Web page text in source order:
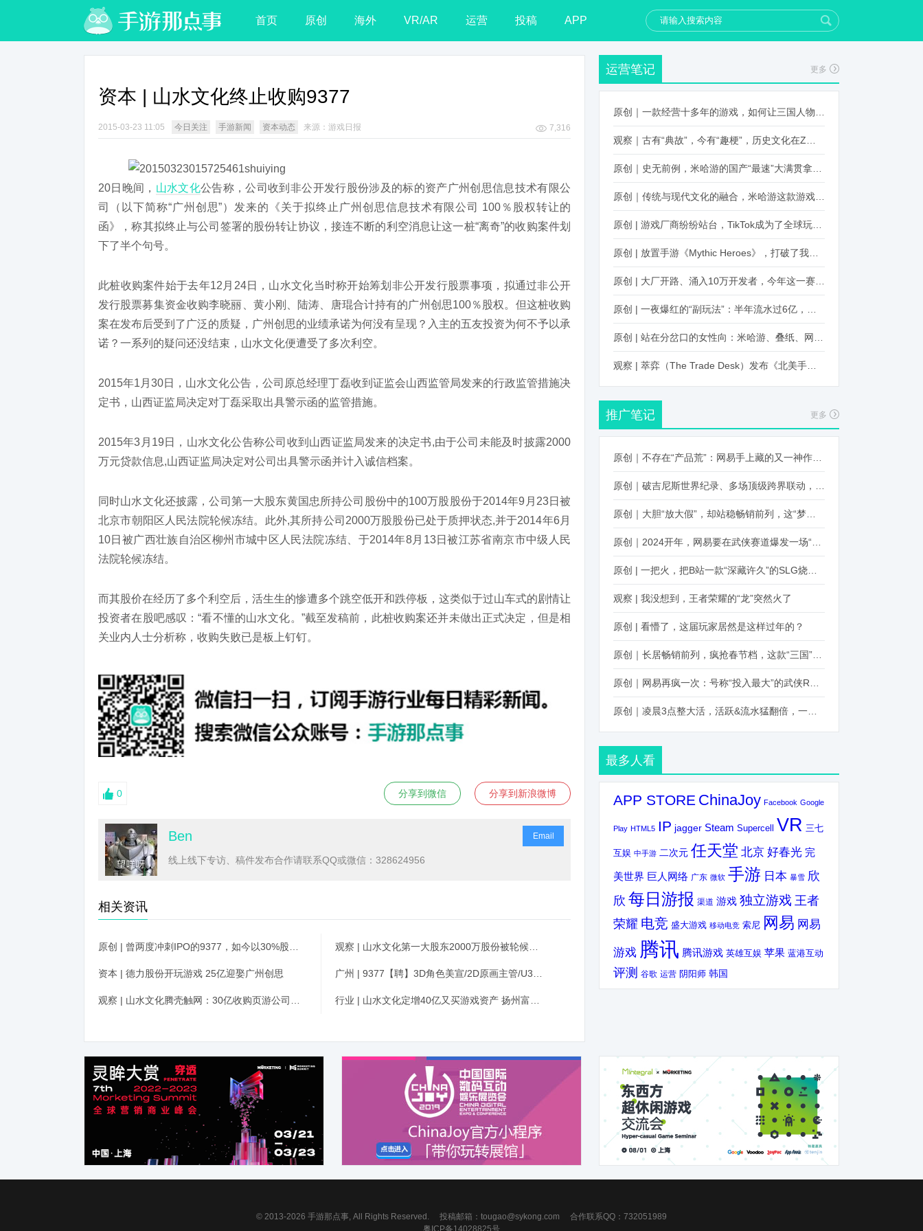
首页 原创 海外 VR/AR 运营 投稿 APP
资本 | 山水文化终止收购9377
2015-03-23 11:05 今日关注 手游新闻 资本动态 来源：游戏日报 7,316
20日晚间， 山水文化公告称，公司收到非公开发行股份涉及的标的资产广州创思信息技术有限公
司（以下简称“广州创思”）发来的《关于拟终止广州创思信息技术有限公司 100％股权转让的
函》，称其拟终止与公司签署的股份转让协议，接连不断的利空消息让这一桩“离奇”的收购案件划
下了半个句号。
此桩收购案件始于去年12月24日，山水文化当时称开始筹划非公开发行股票事项，拟通过非公开
发行股票募集资金收购李晓丽、黄小刚、陆涛、唐琨合计持有的广州创思100％股权。但这桩收购
案在发布后受到了广泛的质疑，广州创思的业绩承诺为何没有呈现？入主的五友投资为何不予以承
诺？一系列的疑问还没结束，山水文化便遭受了多次利空。
2015年1月30日，山水文化公告，公司原总经理丁磊收到证监会山西监管局发来的行政监管措施决
定书，山西证监局决定对丁磊采取出具警示函的监管措施。
2015年3月19日，山水文化公告称公司收到山西证监局发来的决定书,由于公司未能及时披露2000
万元贷款信息,山西证监局决定对公司出具警示函并计入诚信档案。
同时山水文化还披露，公司第一大股东黄国忠所持公司股份中的100万股股份于2014年9月23日被
北京市朝阳区人民法院轮候冻结。此外,其所持公司2000万股股份已处于质押状态,并于2014年6月
10日被广西壮族自治区柳州市城中区人民法院冻结、于2014年8月13日被江苏省南京市中级人民
法院轮候冻结。
而其股价在经历了多个利空后，活生生的惨遭多个跳空低开和跌停板，这类似于过山车式的剧情让
投资者在股吧感叹：“看不懂的山水文化。”截至发稿前，此桩收购案还并未做出正式决定，但是相
关业内人士分析称，收购失败已是板上钉钉。
0 分享到新浪微博
分享到微信
Ben
线上线下专访、稿件发布合作请联系QQ或微信：328624956
Email
相关资讯
资本 | 德力股份开玩游戏 25亿迎娶广州创思
运营笔记 更多
推广笔记 更多
观察 | 我没想到，王者荣耀的“龙”突然火了
原创 | 看懵了，这届玩家居然是这样过年的？
最多人看
APP STORE ChinaJoy Facebook Google
Play HTML5 IP jagger Steam Supercell VR 三七
互娱 中手游 二次元 任天堂 北京 好春光 完
美世界 巨人网络 广东 微软 手游 日本 暴雪 欣
欣 每日游报 渠道 游戏 独立游戏 王者
荣耀 电竞 盛大游戏 移动电竞 索尼 网易 网易
游戏 腾讯 腾讯游戏 英雄互娱 苹果 蓝港互动
评测 谷歌 运营 阴阳师 韩国
© 2013-2026 手游那点事, All Rights Reserved. 投稿邮箱： tougao@sykong.com 合作联系QQ：732051989
粤ICP备14028825号